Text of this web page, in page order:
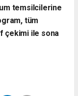
temsilcilerine
tüm
çekimi ile sona